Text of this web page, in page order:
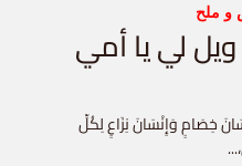
و ملح
خِصَامٍ وَإِنْسَانَ نِزَاعٍ لِكُلِّ